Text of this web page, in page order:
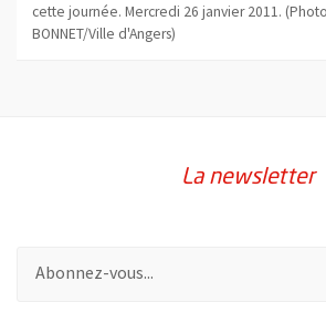
cette journée. Mercredi 26 janvier 2011.
BONNET/Ville d'Angers)
La newsletter